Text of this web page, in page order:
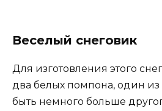
Веселый снеговик
Для изготовления этого
два белых помпона, один
быть немного больше